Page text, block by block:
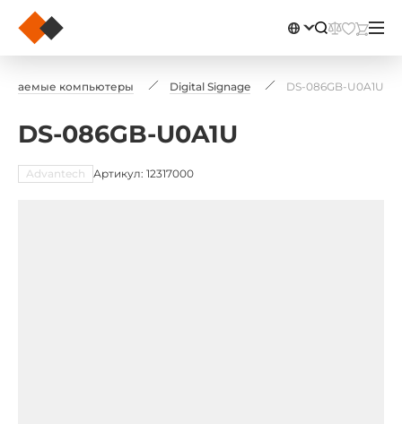
компьютеры Digital Signage DS-086GB-U0A1U
DS-086GB-U0A1U
Advantech Артикул: 12317000